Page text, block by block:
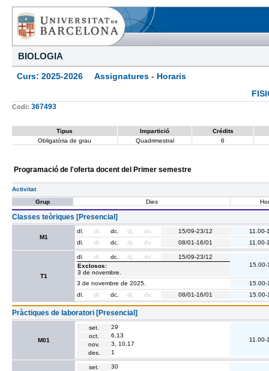
BIOLOGIA
Curs: 2025-2026 Assignatures - Horaris
Codi: 367493
Tipus Impartició
Crédits
Obligatòria de grau
Quadrimestral 6
Programació de l'oferta docent del Primer semestre
Activitat
Grup
Dies
Classes teòriques [Presencial]
M1
dl. dt. dc. dj. dv. 15/09-23/12
11.00-
dl.
dt. dc. dj. dv. 08/01-16/01 11.00-
T1
dl. dt. dc. dj. dv.
15/09-23/12
Exclosos:
3 de novembre.
15.00-
3 de novembre de 2025.
15.00-
dl.
dt. dc. dj. dv. 08/01-16/01 15.00-
Pràctiques de laboratori [Presencial]
M01
set.
29
oct.
6,13
nov.
3, 10,17
des.
1
11.00-
set.
30